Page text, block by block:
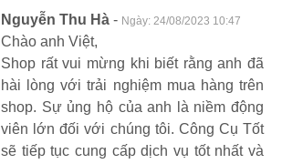
Nguyễn Thu Hà - Ngày: 24/08/2023 10:47
Chào anh Việt,
Shop rất vui mừng khi biết rằng anh đã
hài lòng với trải nghiệm mua hàng trên
shop. Sự ủng hộ của anh là niềm động
viên lớn đối với chúng tôi. Công Cụ Tốt
sẽ tiếp tục cung cấp dịch vụ tốt nhất và